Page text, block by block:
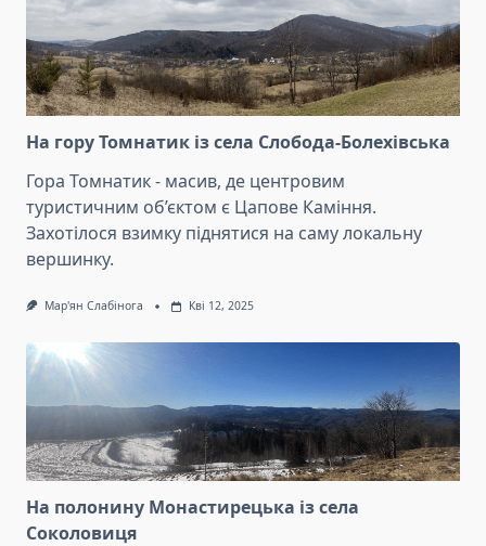
На гору Томнатик із села Слобода-Болехівська
Гора Томнатик - масив, де центровим
туристичним об’єктом є Цапове Каміння.
Захотілося взимку піднятися на саму локальну
вершинку.
Мар'ян Слабінога Кві 12, 2025
На полонину Монастирецька із села
Соколовиця